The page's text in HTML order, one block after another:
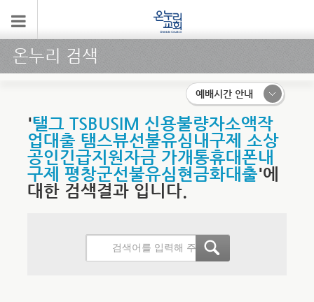
온누리 검색
예배시간 안내
'탤그 TSBUSIM 신용불량자소액작
업대출 탬스뷰선불유심내구제 소상
공인긴급지원자금 가개통휴대폰내
구제 평창군선불유심현금화대출'에
대한 검색결과 입니다.